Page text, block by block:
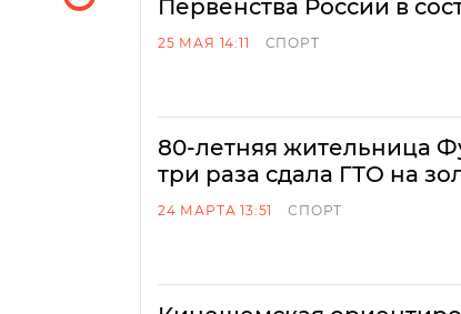
Первенства России в
25 МАЯ 14:11 СПОРТ
80-летняя жительница
три раза сдала ГТО на
24 МАРТА 13:51 СПОРТ